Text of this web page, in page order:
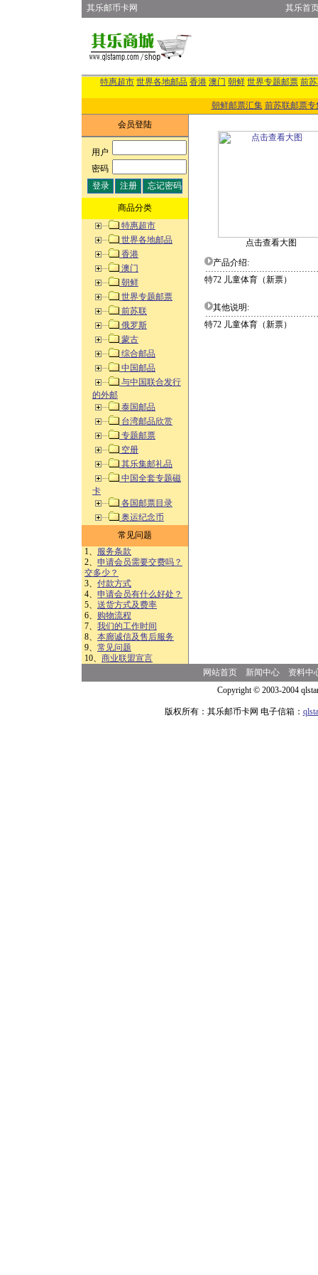
其乐邮币卡网 其乐首
特惠超市 世界各地邮品 香港 澳门 朝鲜 世界专题邮票 前
朝鲜邮票汇集 前苏联邮票专
会员登陆
用户:
密码:
商品分类
特惠超市
世界各地邮品
香港
澳门
朝鲜
世界专题邮票
前苏联
俄罗斯
蒙古
综合邮品
中国邮品
与中国联合发行
的外邮
泰国邮品
台湾邮品欣赏
专题邮票
空册
其乐集邮礼品
中国全套专题磁
卡
各国邮票目录
奥运纪念币
常见问题
1、 服务条款
2、 申请会员需要交费吗？
交多少？
3、 付款方式
4、 申请会员有什么好处？
5、 送货方式及费率
6、 购物流程
7、 我们的工作时间
8、 本廊诚信及售后服务
9、 常见问题
10、 商业联盟宣言
点击查看大图
产品介绍:
特72 儿童体育（新票）
其他说明:
特72 儿童体育（新票）
网站首页 新闻中心
资料中
Copyright © 2003-2004
版权所有：其乐邮币卡网 电子信箱：